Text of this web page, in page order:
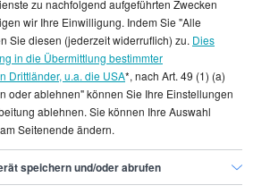
durch StepStone. Es sind
und die Angaben können nicht
zugeordnet werden.
Buchhaltung
Finanzdirektor/in Frankfurt am Main
zu nachfolgend aufgeführten Zwecken
wir Ihre Einwilligung. Indem Sie "Alle
Sie diesen (jederzeit widerruflich) zu. Dies
in die Übermittlung bestimmter
Drittländer, u.a. die USA*, nach Art. 49 (1) (a)
oder ablehnen" können Sie Ihre Einstellungen
ablehnen. Sie können Ihre Auswahl
am Seitenende ändern.
speichern und/oder abrufen